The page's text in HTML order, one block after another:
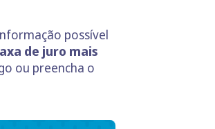
possível
de juro mais
ou preencha o